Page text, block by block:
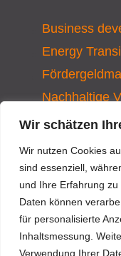
Wir schätzen
Wir nutzen Cookies
sind essenziell,
und Ihre Erfahrung
Daten können
für personalisierte
Inhaltsmessung.
Verwendung Ihrer
Business
Energy
Nachhaltige
News
Projekte
Netzwerke